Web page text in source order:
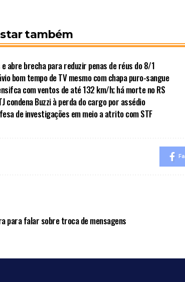
também
abre brecha para reduzir penas de réus do 8/1
bom tempo de TV mesmo com chapa puro-sangue
com ventos de até 132 km/h; há morte no RS
condena Buzzi à perda do cargo por assédio
de investigações em meio a atrito com STF
para falar sobre troca de mensagens